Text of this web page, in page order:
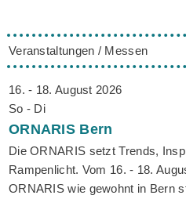
Veranstaltungen / Messen
16. - 18. August 2026
So - Di
ORNARIS Bern
Die ORNARIS setzt Trends,
Rampenlicht. Vom 16. - 18.
ORNARIS wie gewohnt in Bern